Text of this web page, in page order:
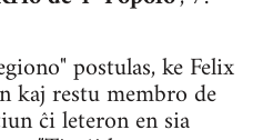
postulas, ke Felix
kaj restu membro de
ĉi leteron en sia